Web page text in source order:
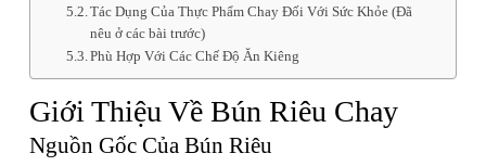
Tác Dụng Của Thực Phẩm Chay Đối Với Sức Khỏe (Đã
nêu ở các bài trước)
Phù Hợp Với Các Chế Độ Ăn Kiêng
Giới Thiệu Về Bún Riêu Chay
Nguồn Gốc Của Bún Riêu